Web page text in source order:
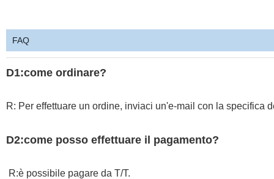
FAQ
D1:come ordinare?
R: Per effettuare un ordine, inviaci un'e-mail con la specifica
D2:come posso effettuare il pagamento?
R:è possibile pagare da T/T.